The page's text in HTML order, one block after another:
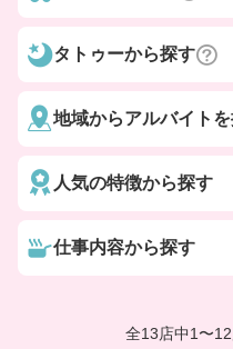
タトゥーから探す
地域からアルバイト
人気の特徴から探す
仕事内容から探す
全13店中1 〜